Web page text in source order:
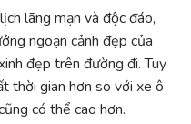
lãng mạn và độc đáo,
ngoạn cảnh đẹp của
đẹp trên đường đi. Tuy
thời gian hơn so với xe ô
có thể cao hơn.